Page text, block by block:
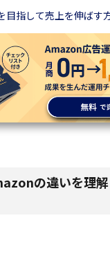
目指して売上を伸ばす
の違いを理